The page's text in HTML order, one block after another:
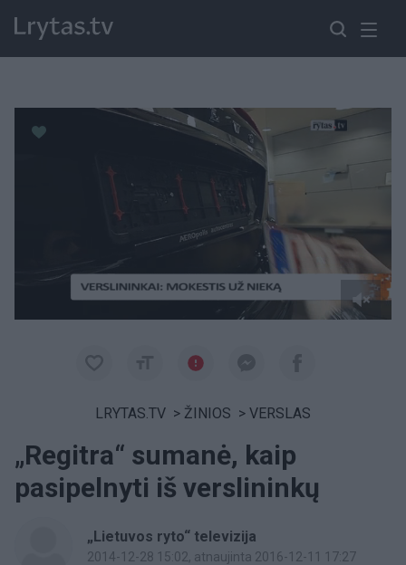
LRYTAS.TV > ŽINIOS > VERSLAS
„Regitra“ sumanė, kaip
pasipelnyti iš verslininkų
„Lietuvos ryto“ televizija
2014-12-28 15:02, atnaujinta 2016-12-11 17:27